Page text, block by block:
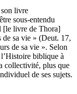
son livre
sous-entendu
[le livre de Thora]
sa vie » (Deut. 17,
de sa vie ». Selon
biblique à
collectivité, plus que
de ses sujets.